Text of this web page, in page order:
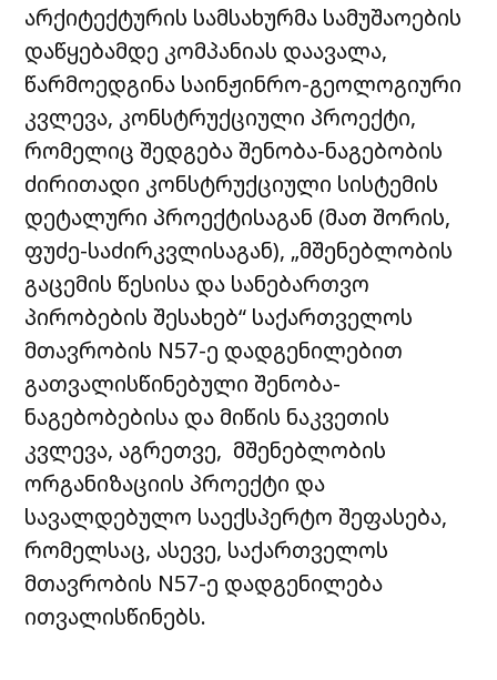
არქიტექტურის სამსახურმა სამუშაოების
დაწყებამდე კომპანიას დაავალა,
წარმოედგინა საინჟინრო-გეოლოგიური
კვლევა, კონსტრუქციული პროექტი,
რომელიც შედგება შენობა-ნაგებობის
ძირითადი კონსტრუქციული სისტემის
დეტალური პროექტისაგან (მათ შორის,
ფუძე-საძირკვლისაგან), „მშენებლობის
გაცემის წესისა და სანებართვო
პირობების შესახებ“ საქართველოს
მთავრობის N57-ე დადგენილებით
გათვალისწინებული შენობა-
ნაგებობებისა და მიწის ნაკვეთის
კვლევა, აგრეთვე, მშენებლობის
ორგანიზაციის პროექტი და
სავალდებულო საექსპერტო შეფასება,
რომელსაც, ასევე, საქართველოს
მთავრობის N57-ე დადგენილება
ითვალისწინებს.